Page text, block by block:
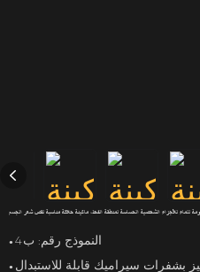
●
●